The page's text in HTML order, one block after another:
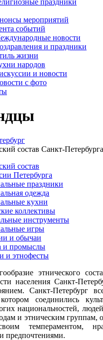
праздники
мероприятий
событий
новости
и праздники
жизни
народов
и новости
с фото
состав Санкт-Петербурга
состав
Петербурга
праздники
одежда
кухни
коллективы
инструменты
игры
и обычаи
и промыслы
и этнофесты
этнического
населения Санкт-
Санкт-Петербург
соединились
национальностей,
и этническим группам,
темпераментом,
предпочтениями.